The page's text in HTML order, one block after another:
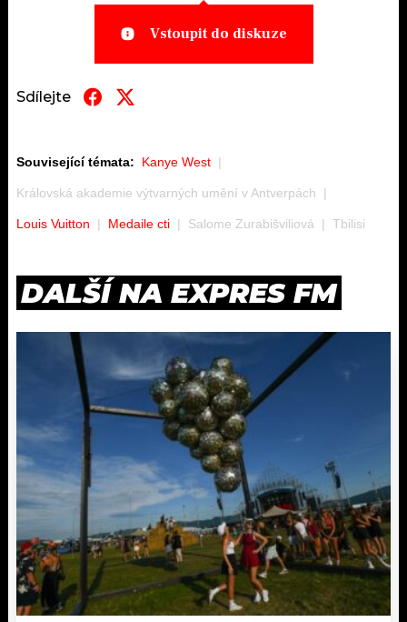
Vstoupit do diskuze
Sdílejte
Související témata: Kanye West
Královská akademie výtvarných umění v Antverpách
Louis Vuitton Medaile cti Salome Zurabišviliová Tbilisi
DALŠÍ NA EXPRES FM